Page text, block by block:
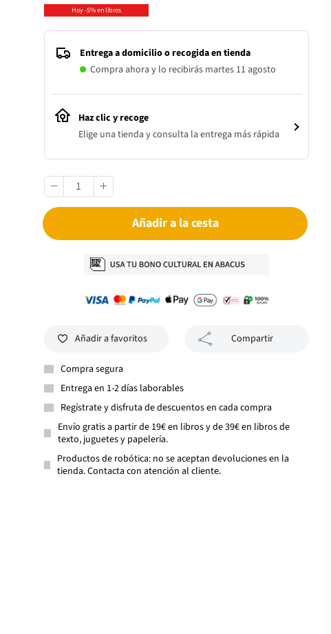
Hoy -5% en libros
Entrega a domicilio o recogida en tienda
Compra ahora y lo recibirás martes 11 agosto
Haz clic y recoge
Elige una tienda y consulta la entrega más rápida
Añadir a la cesta
Añadir a favoritos Compartir
Compra segura
Entrega en 1-2 días laborables
Regístrate y disfruta de descuentos en cada compra
Envío gratis a partir de 19€ en libros y de 39€ en libros de
texto, juguetes y papelería.
Productos de robótica: no se aceptan devoluciones en la
tienda. Contacta con atención al cliente.